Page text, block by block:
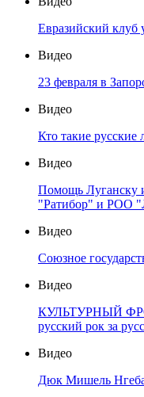
Евразийский клуб
Видео
23 февраля в
Видео
Кто такие
Видео
Помощь Луганску
"Ратибор" и РОО
Видео
Союзное
Видео
КУЛЬТУРНЫЙ
русский рок за
Видео
Дюк Мишель